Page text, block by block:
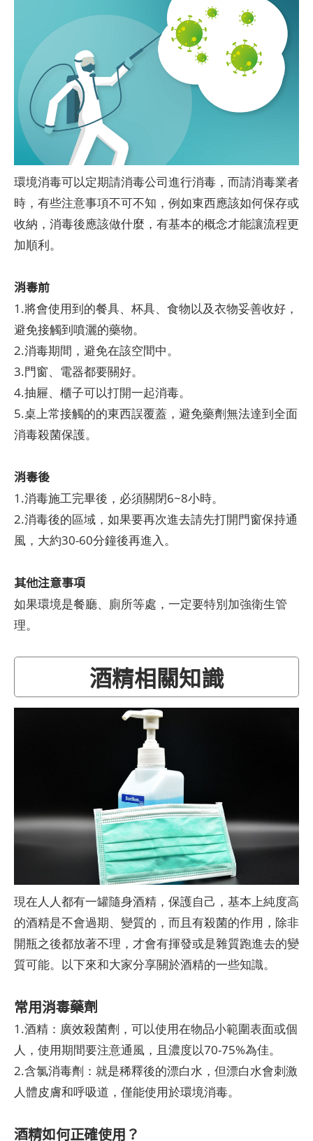
環境消毒可以定期請消毒公司進行消毒，而請消毒業者
時，有些注意事項不可不知，例如東西應該如何保存或
收納，消毒後應該做什麼，有基本的概念才能讓流程更
加順利。
消毒前
1.將會使用到的餐具、杯具、食物以及衣物妥善收好，
避免接觸到噴灑的藥物。
2.消毒期間，避免在該空間中。
3.門窗、電器都要關好。
4.抽屜、櫃子可以打開一起消毒。
5.桌上常接觸的的東西誤覆蓋，避免藥劑無法達到全面
消毒殺菌保護。
消毒後
1.消毒施工完畢後，必須關閉6~8小時。
2.消毒後的區域，如果要再次進去請先打開門窗保持通
風，大約30-60分鐘後再進入。
其他注意事項
如果環境是餐廳、廁所等處，一定要特別加強衛生管
理。
酒精相關知識
現在人人都有一罐隨身酒精，保護自己，基本上純度高
的酒精是不會過期、變質的，而且有殺菌的作用，除非
開瓶之後都放著不理，才會有揮發或是雜質跑進去的變
質可能。以下來和大家分享關於酒精的一些知識。
常用消毒藥劑
1.酒精：廣效殺菌劑，可以使用在物品小範圍表面或個
人，使用期間要注意通風，且濃度以70-75%為佳。
2.含氯消毒劑：就是稀釋後的漂白水，但漂白水會刺激
人體皮膚和呼吸道，僅能使用於環境消毒。
酒精如何正確使用？